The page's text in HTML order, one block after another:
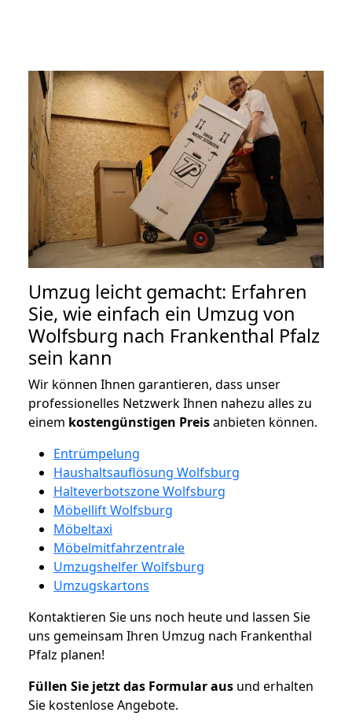
Umzug leicht gemacht: Erfahren
Sie, wie einfach ein Umzug von
Wolfsburg nach Frankenthal Pfalz
sein kann
Wir können Ihnen garantieren, dass unser
professionelles Netzwerk Ihnen nahezu alles zu
einem kostengünstigen Preisanbieten können.
Entrümpelung
Haushaltsauflösung Wolfsburg
Halteverbotszone Wolfsburg
Möbellift Wolfsburg
Möbeltaxi
Möbelmitfahrzentrale
Umzugshelfer Wolfsburg
Umzugskartons
Kontaktieren Sie uns noch heute und lassen Sie
uns gemeinsam Ihren Umzug nach Frankenthal
Pfalz planen!
Füllen Sie jetzt das Formular aus und erhalten
Sie kostenlose Angebote.